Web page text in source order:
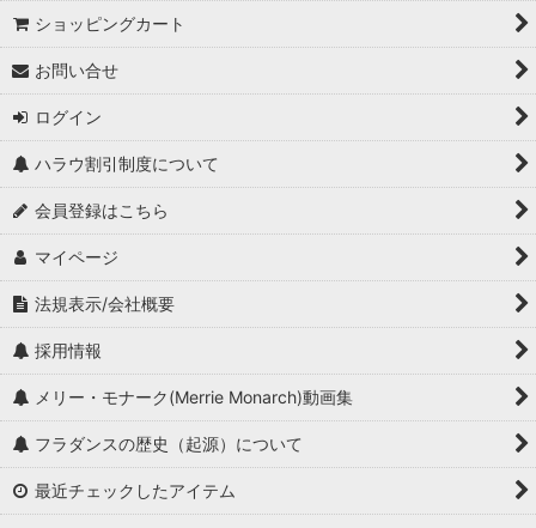
ショッピングカート
お問い合せ
ログイン
ハラウ割引制度について
会員登録はこちら
マイページ
法規表示/会社概要
採用情報
メリー・モナーク(Merrie Monarch)動画集
フラダンスの歴史（起源）について
最近チェックしたアイテム